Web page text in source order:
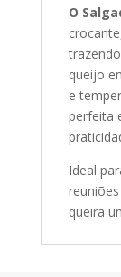
O
queijo
e
perfeita
Ideal
queira